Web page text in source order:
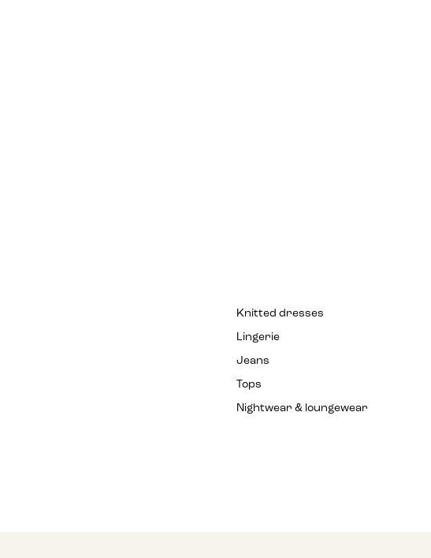
Knitted dresses
Lingerie
Jeans
Tops
Nightwear & loungewear